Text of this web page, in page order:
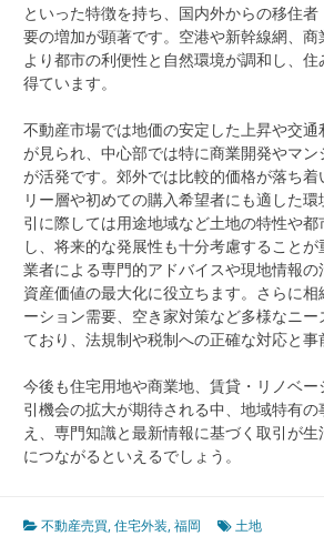
といった特徴を持ち、国内外からの移住
要の増加が顕著です。空港や新幹線網、商
より都市の利便性と自然環境が調和し、
得ています。
不動産市場では地価の安定した上昇や交
が見られ、中心部では特に商業開発やマン
が活発です。郊外では比較的価格が落ち着
リー層や初めての購入希望者にも適した
引に際しては用途地域など土地の特性や
し、将来的な発展性も十分考慮すること
業者による専門的アドバイスや現地情報
資産価値の最大化に役立ちます。さらに
ーション需要、空き家対策など多様なニ
ており、法規制や税制への正確な対応と事
今後も住宅用地や商業地、賃貸・リノベー
引機会の拡大が期待される中、地域特有の
え、専門知識と最新情報に基づく取引が
につながるといえるでしょう。
不動産売買,住宅外装,福岡 土地